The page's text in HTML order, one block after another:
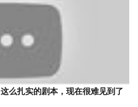
么扎实的剧本，现在很难见到了